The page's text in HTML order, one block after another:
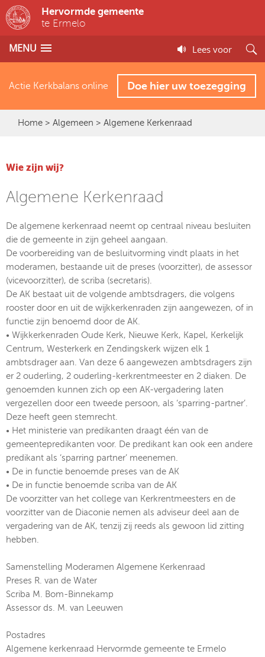
Hervormde gemeente
te Ermelo
Lees voor
MENU
Actie Kerkbalans online Doe hier uw toezegging
Home > Algemeen > Algemene Kerkenraad
Wie zijn wij?
Algemene Kerkenraad
De algemene kerkenraad neemt op centraal niveau besluiten
die de gemeente in zijn geheel aangaan.
De voorbereiding van de besluitvorming vindt plaats in het
moderamen, bestaande uit de preses (voorzitter), de assessor
(vicevoorzitter), de scriba (secretaris).
De AK bestaat uit de volgende ambtsdragers, die volgens
rooster door en uit de wijkkerkenraden zijn aangewezen, of in
functie zijn benoemd door de AK.
• Wijkkerkenraden Oude Kerk, Nieuwe Kerk, Kapel, Kerkelijk
Centrum, Westerkerk en Zendingskerk wijzen elk 1
ambtsdrager aan. Van deze 6 aangewezen ambtsdragers zijn
er 2 ouderling, 2 ouderling-kerkrentmeester en 2 diaken. De
genoemden kunnen zich op een AK-vergadering laten
vergezellen door een tweede persoon, als ‘sparring-partner’.
Deze heeft geen stemrecht.
• Het ministerie van predikanten draagt één van de
gemeentepredikanten voor. De predikant kan ook een andere
predikant als ‘sparring partner’ meenemen.
• De in functie benoemde preses van de AK
• De in functie benoemde scriba van de AK
De voorzitter van het college van Kerkrentmeesters en de
voorzitter van de Diaconie nemen als adviseur deel aan de
vergadering van de AK, tenzij zij reeds als gewoon lid zitting
hebben.
Samenstelling Moderamen Algemene Kerkenraad
Preses R. van de Water
Scriba M. Bom-Binnekamp
Assessor ds. M. van Leeuwen
Postadres
Algemene kerkenraad Hervormde gemeente te Ermelo